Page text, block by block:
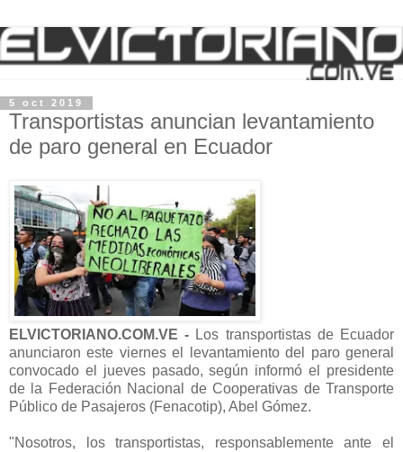
5 oct 2019
Transportistas anuncian levantamiento
de paro general en Ecuador
ELVICTORIANO.COM.VE - Los transportistas de Ecuador
anunciaron este viernes el levantamiento del paro general
convocado el jueves pasado, según informó el presidente
de la Federación Nacional de Cooperativas de Transporte
Público de Pasajeros (Fenacotip), Abel Gómez.
"Nosotros, los transportistas, responsablemente ante el